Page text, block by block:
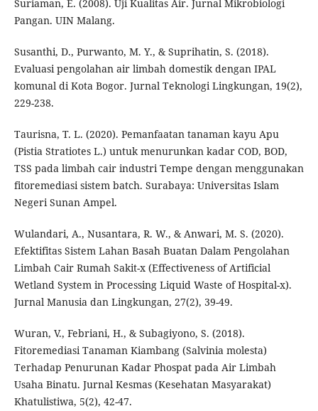
Suriaman, E. (2008). Uji Kualitas Air. Jurnal Mikrobiologi
Pangan. UIN Malang.
Susanthi, D., Purwanto, M. Y., & Suprihatin, S. (2018).
Evaluasi pengolahan air limbah domestik dengan IPAL
komunal di Kota Bogor. Jurnal Teknologi Lingkungan, 19(2),
229-238.
Taurisna, T. L. (2020). Pemanfaatan tanaman kayu Apu
(Pistia Stratiotes L.) untuk menurunkan kadar COD, BOD,
TSS pada limbah cair industri Tempe dengan menggunakan
fitoremediasi sistem batch. Surabaya: Universitas Islam
Negeri Sunan Ampel.
Wulandari, A., Nusantara, R. W., & Anwari, M. S. (2020).
Efektifitas Sistem Lahan Basah Buatan Dalam Pengolahan
Limbah Cair Rumah Sakit-x (Effectiveness of Artificial
Wetland System in Processing Liquid Waste of Hospital-x).
Jurnal Manusia dan Lingkungan, 27(2), 39-49.
Wuran, V., Febriani, H., & Subagiyono, S. (2018).
Fitoremediasi Tanaman Kiambang (Salvinia molesta)
Terhadap Penurunan Kadar Phospat pada Air Limbah
Usaha Binatu. Jurnal Kesmas (Kesehatan Masyarakat)
Khatulistiwa, 5(2), 42-47.